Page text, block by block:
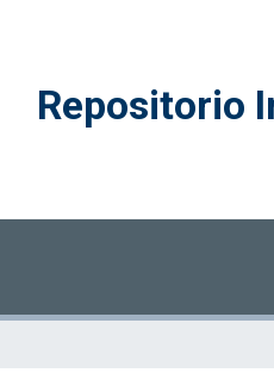
Repositorio